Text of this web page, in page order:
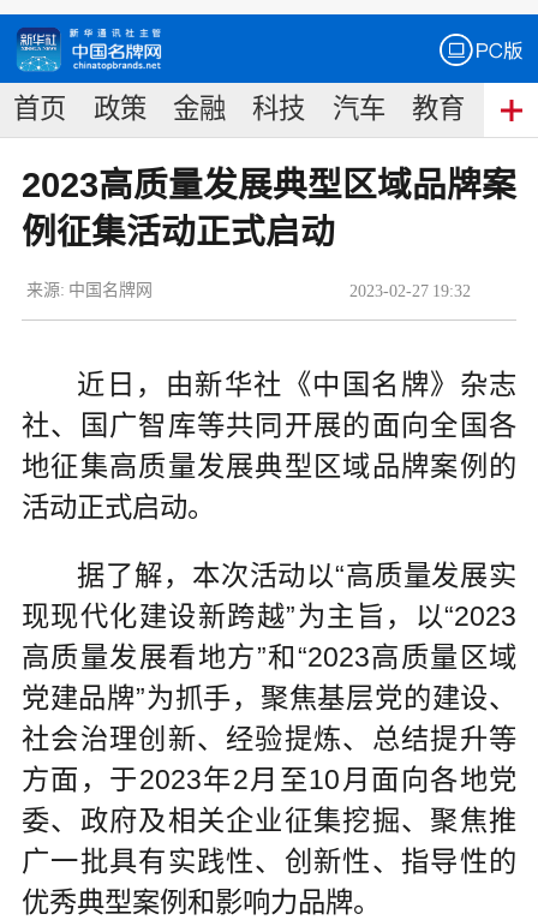
首页 政策 金融 科技 汽车 教育 食
2023高质量发展典型区域品牌案
例征集活动正式启动
2023-02-27 19:32
来源: 中国名牌网
近日，由新华社《中国名牌》杂志
社、国广智库等共同开展的面向全国各
地征集高质量发展典型区域品牌案例的
活动正式启动。
据了解，本次活动以“高质量发展实
现现代化建设新跨越”为主旨，以“2023
高质量发展看地方”和“2023高质量区域
党建品牌”为抓手，聚焦基层党的建设、
社会治理创新、经验提炼、总结提升等
方面，于2023年2月至10月面向各地党
委、政府及相关企业征集挖掘、聚焦推
广一批具有实践性、创新性、指导性的
优秀典型案例和影响力品牌。